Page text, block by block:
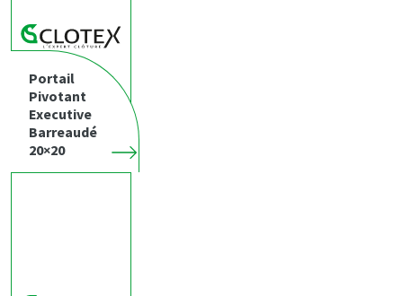
Portail
Pivotant
Executive
Barreaudé
20×20